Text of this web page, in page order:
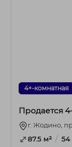
4+-комнатная
Продается
г. Жодино,
87.5 м² / 54